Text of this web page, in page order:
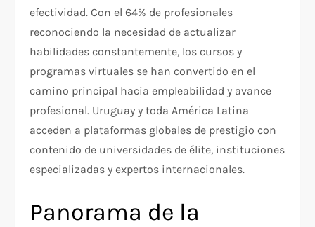
efectividad. Con el 64% de profesionales
reconociendo la necesidad de actualizar
habilidades constantemente, los cursos y
programas virtuales se han convertido en el
camino principal hacia empleabilidad y avance
profesional. Uruguay y toda América Latina
acceden a plataformas globales de prestigio con
contenido de universidades de élite, instituciones
especializadas y expertos internacionales.
Panorama de la